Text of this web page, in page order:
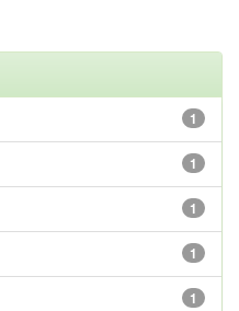
1
1
1
1
1